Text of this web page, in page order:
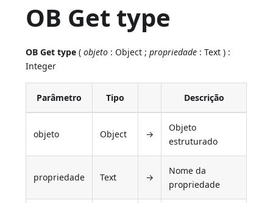
OB Get type
OB Get type (objeto : Object ;propriedade : Text ) :
Integer
Parâmetro Tipo Descrição
objeto Object →
Objeto
estruturado
propriedade Text →
Nome da
propriedade